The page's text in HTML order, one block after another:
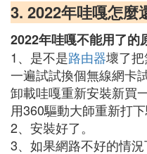
3. 2022年哇嘎怎麼
2022年哇嘎不能用了的
1、是不是路由器壞了
一遍試試換個無線網卡
卸載哇嘎重新安裝新買
用360驅動大師重新打下
2、安裝好了。
3、如果網路不好的情